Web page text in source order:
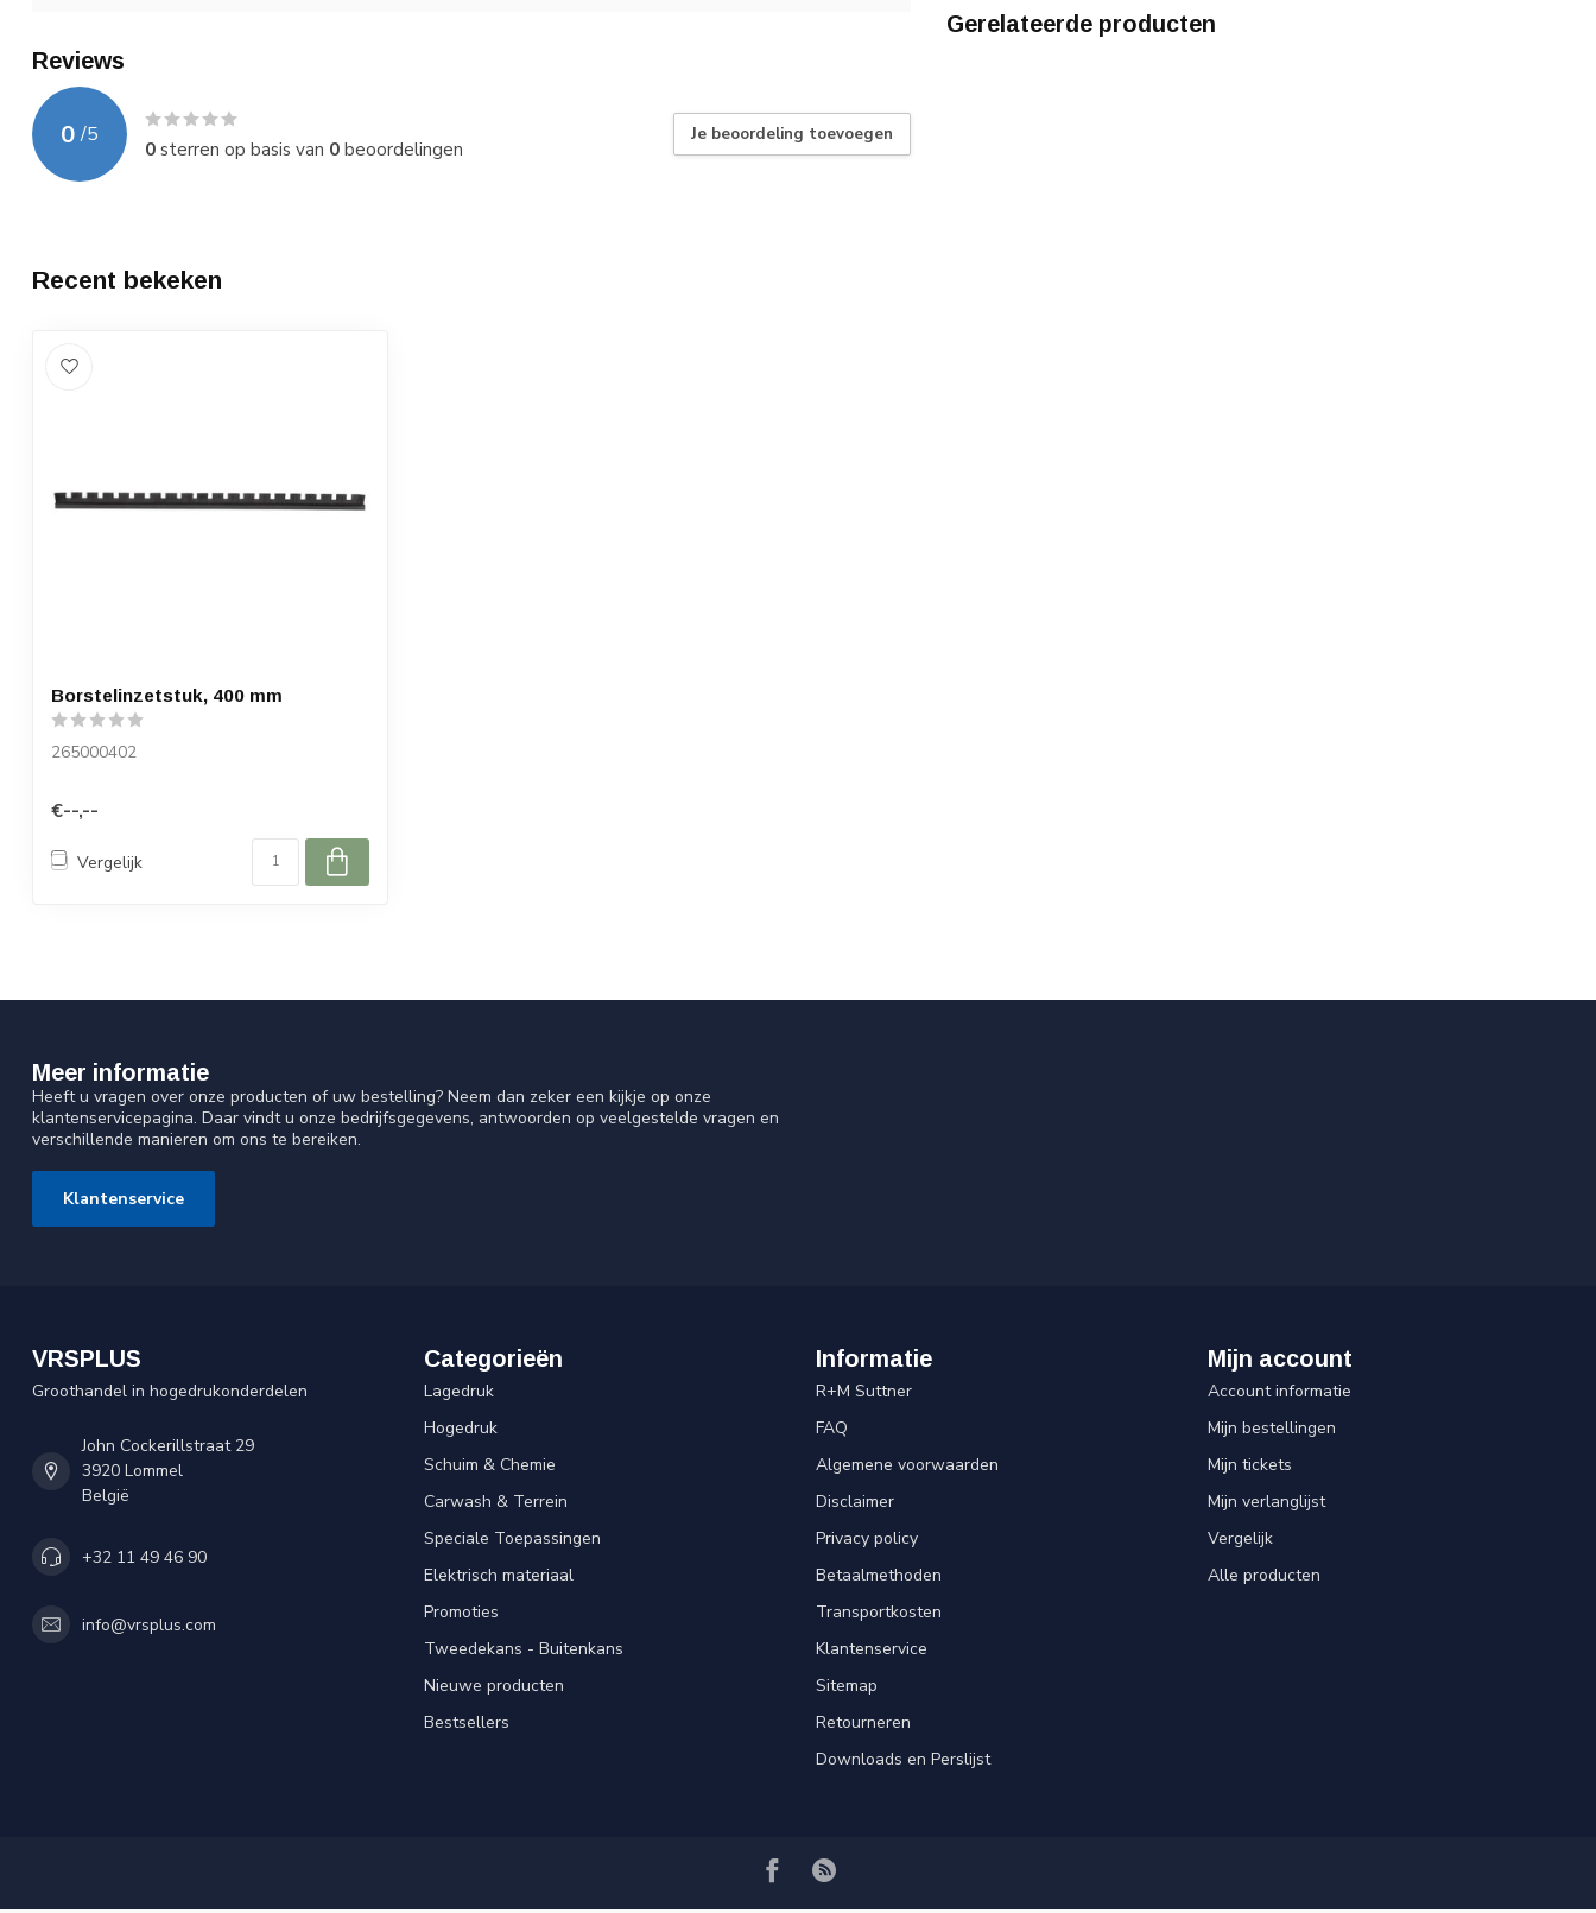
Reviews
0 /5
0sterren op basis van 0beoordelingen
Je beoordeling toevoegen
Gerelateerde producten
Recent bekeken
Borstelinzetstuk, 400 mm
265000402
€--,--
Vergelijk
Meer informatie
Heeft u vragen over onze producten of uw bestelling? Neem dan zeker een kijkje op onze
klantenservicepagina. Daar vindt u onze bedrijfsgegevens, antwoorden op veelgestelde vragen en
verschillende manieren om ons te bereiken.
Klantenservice
VRSPLUS
Groothandel in hogedrukonderdelen
John Cockerillstraat 29
3920 Lommel
België
+32 11 49 46 90
info@vrsplus.com
Categorieën
Lagedruk
Hogedruk
Schuim & Chemie
Carwash & Terrein
Speciale Toepassingen
Elektrisch materiaal
Promoties
Tweedekans - Buitenkans
Nieuwe producten
Bestsellers
Informatie
R+M Suttner
FAQ
Algemene voorwaarden
Disclaimer
Privacy policy
Betaalmethoden
Transportkosten
Klantenservice
Sitemap
Retourneren
Downloads en Perslijst
Mijn account
Account informatie
Mijn bestellingen
Mijn tickets
Mijn verlanglijst
Vergelijk
Alle producten